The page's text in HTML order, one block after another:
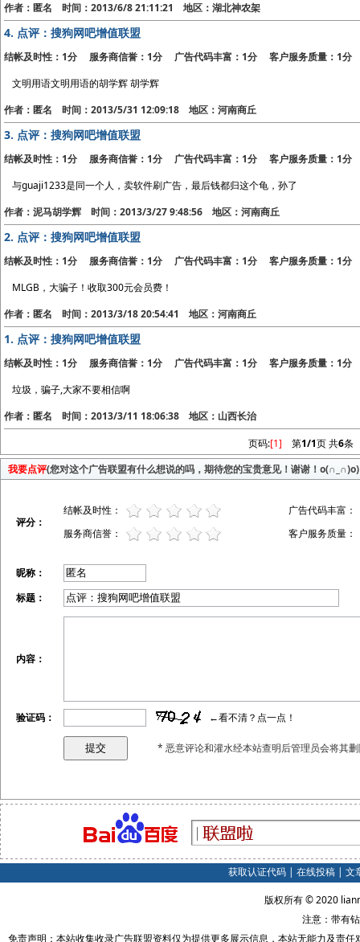
作者：匿名 时间：2013/6/8 21:11:21 地区：湖北神农架
4. 点评：搜狗网吧增值联盟
结帐及时性：1分 服务商信誉：1分 广告代码丰富：1分 客户服务质量：1分
文明用语文明用语的胡学辉 胡学辉
作者：匿名 时间：2013/5/31 12:09:18 地区：河南商丘
3. 点评：搜狗网吧增值联盟
结帐及时性：1分 服务商信誉：1分 广告代码丰富：1分 客户服务质量：1分
与guaji1233是同一个人，卖软件刷广告，最后钱都归这个龟，孙了
作者：泥马胡学辉 时间：2013/3/27 9:48:56 地区：河南商丘
2. 点评：搜狗网吧增值联盟
结帐及时性：1分 服务商信誉：1分 广告代码丰富：1分 客户服务质量：1分
MLGB，大骗子！收取300元会员费！
作者：匿名 时间：2013/3/18 20:54:41 地区：河南商丘
1. 点评：搜狗网吧增值联盟
结帐及时性：1分 服务商信誉：1分 广告代码丰富：1分 客户服务质量：1分
垃圾，骗子,大家不要相信啊
作者：匿名 时间：2013/3/11 18:06:38 地区：山西长治
页码:[1] 第1/1页 共6条
我要点评(您对这个广告联盟有什么想说的吗，期待您的宝贵意见！谢谢！o(∩_∩)o)
评分：
结帐及时性：
广告代码丰富：
服务商信誉：
客户服务质量：
昵称：
标题：
内容：
验证码： ←看不清？点一点！
* 恶意评论和灌水经本站查明后管理员会将其
获取认证代码| 在线投稿| 文
版权所有 © 2020
注意：带有
免责声明：本站收集收录广告联盟资料仅为提供更多展示信息，本站无能力及责